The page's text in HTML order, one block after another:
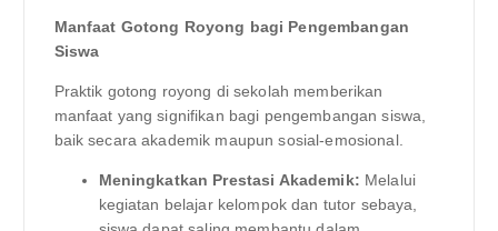
Manfaat Gotong Royong bagi Pengembangan
Siswa
Praktik gotong royong di sekolah memberikan
manfaat yang signifikan bagi pengembangan siswa,
baik secara akademik maupun sosial-emosional.
Meningkatkan Prestasi Akademik: Melalui
kegiatan belajar kelompok dan tutor sebaya,